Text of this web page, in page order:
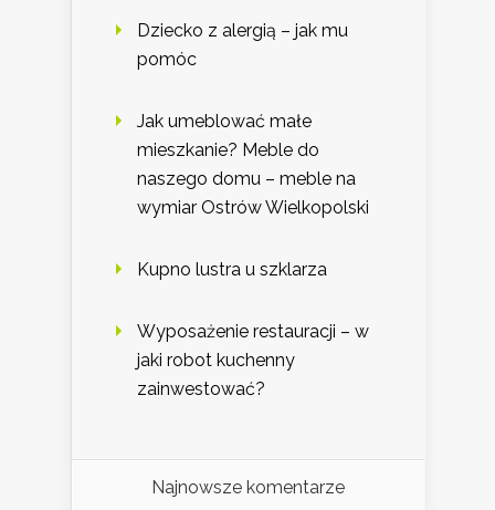
Dziecko z alergią – jak mu
pomóc
Jak umeblować małe
mieszkanie? Meble do
naszego domu – meble na
wymiar Ostrów Wielkopolski
Kupno lustra u szklarza
Wyposażenie restauracji – w
jaki robot kuchenny
zainwestować?
Najnowsze komentarze